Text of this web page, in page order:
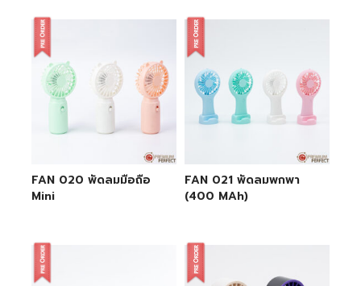
FAN 020 พัดลมมือถือ
Mini
FAN 021 พัดลมพกพา
(400 MAh)